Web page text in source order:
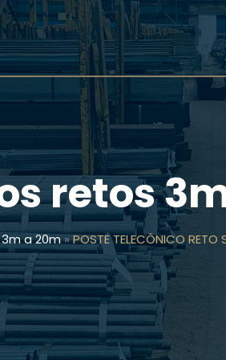
retos
a 20m»POSTE TELECÔNICO RETO